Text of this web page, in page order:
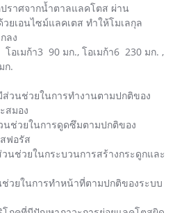
ราศจากน้ำตาลแลคโตส ผ่าน
ยเอนไซม์แลคเตส ทำให้โมเลกุล
ลง
โอเมก้า3 90 มก., โอเมก้า6 230 มก. ,
ก.
วนช่วยในการทำงานตามปกติของ
สมอง
นช่วยในการดูดซึมตามปกติของ
ฟอรัส
นช่วยในกระบวนการสร้างกระดูกและ
วยในการทำหน้าที่ตามปกติของระบบ